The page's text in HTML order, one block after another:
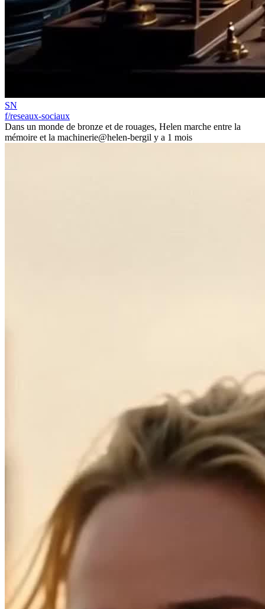
SN
f/reseaux-sociaux
Dans un monde de bronze et de rouages, Helen marche entre la
mémoire et la machinerie@helen-bergil y a 1 mois